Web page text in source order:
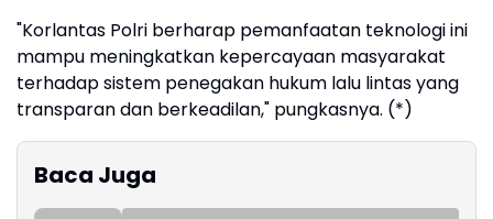
"Korlantas Polri berharap pemanfaatan teknologi ini
mampu meningkatkan kepercayaan masyarakat
terhadap sistem penegakan hukum lalu lintas yang
transparan dan berkeadilan," pungkasnya. (*)
Baca Juga